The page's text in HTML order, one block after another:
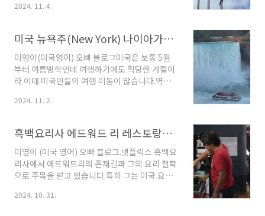
이야기 해보려고 합니다.≣ 목차 1. Miss(미스),
를 보시고 무지개다리(레인보우 브리
나다 나이아가라를 보고 돌아오시거나 그 반대의
경우가 많습니다.작년에는 사정상 미국 나이아
가라 쪽에만 3일 머물다 돌아왔는데 워낙 많은 분
들이 캐나다 쪽 나이아가라 전망을 꼽아서 이번
엔는 디토로이드에서 캐나다 나이아가라를 가게
바다 같은 호수를 마음에 실컷 담고 미국으로 다
드에서 캐나다 나이가라 차로 국경 넘어 가기,캐
나다 토론토 둘러보기,..
2024. 11. 4.
미국 뉴욕주(New York) 나이아가라 폭포(폴) 교통편과 메이드 오브 더 미스트(Maid of the Mist)폭포 유람선 및 불꽃놀이 등 볼거리 알아보기/ 나이아가라 폭포 주립 공원(Niagara Falls State Park)와 고트 아일랜드(Goat Island) 그리고 케이브 오브 더 윈즈 (Cave of the Winds) 체험 ,브라이덜 베일 폭포( (Terrapin Point) , 테라핀 포인트 (Terrapin Point) 관람 ,전망
미영이(미국영어) 오빠 블로그미국은 보통 5월
부터 여름방학인데 여행하기에도 적당한 계절이
라 이때 미국인들의 여행 이동이 많습니다.역시
서 방문한 방문객이 상당히 많습니다.보통 방문
편입니다. 우리 가족은 워낙 트래킹을 좋아해서
맘 먹고 나이가라에서 트래킹을 할 목적으로 3일
동안 지내기로 했었습니다.밥 먹고 나이가라 한
번 돌고 오고 쉬고 늦은 오후 한 바퀴 돌고 오고 트
래킹이 너무 행복했습니다.오늘은 미국 뉴욕주
미스트(Maid of the Mist)폭포 유람선, 불꽃놀
2024. 11. 2.
흑백요리사 에드워드 리 레스토랑과 그의 가족 이야기 등 알아보기/넷플릭스 흑백요리사 에드워드 리 610 Magnolia 위치와 비하인드 알아보기
미영이 (미국 영어) 오빠 블로그.넷플릭스 흑백요
리사에서 에드워드리의 존재감과 그의 요리 철학
으로 주목을 받고 있습니다.특히 그는 미국 요리
타일은 한국인으로서 자랑스럽게 만들어 줍니다.
2024. 10. 31.